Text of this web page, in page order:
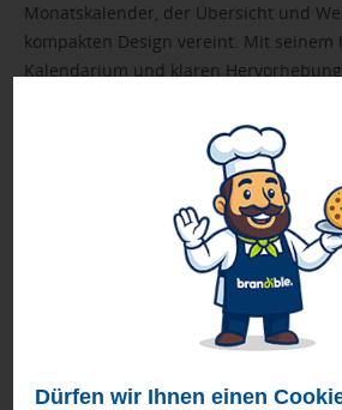
Dürfen wir Ihnen einen
Monatskalender, der Übersicht und
kompakten Design vereint. Mit seinem
Kalendarium und klaren
großzügige Werbefläche bietet Platz
Gestaltung im hochwertigen 4C-
Deutschland, überzeugt der Mega 4 A
Qualität und Zuverlässigkeit.
• Format: 300 × 600 mm gesamt; 300 ×
• Kalendarium: Deutsch 3sprachig D/
• Ausstattung: Datumsschieber rot
• Druck: 4C-Quality Digital inklusive